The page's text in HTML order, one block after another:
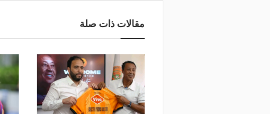
مقالات ذات صلة